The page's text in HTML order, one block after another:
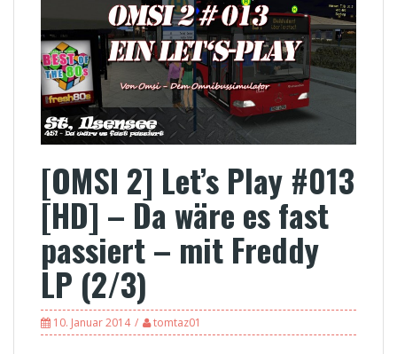
[OMSI 2] Let’s Play #013
[HD] – Da wäre es fast
passiert – mit Freddy
LP (2/3)
10. Januar 2014 tomtaz01